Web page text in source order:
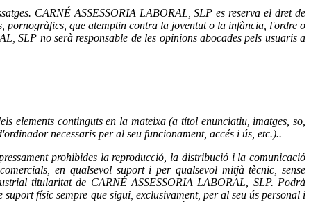
CARNÉ ASSESSORIA LABORAL, SLP es reserva el dret de
pornogràfics, que atemptin contra la joventut o la infància, l'ordre o
SLP no serà responsable de les opinions abocades pels usuaris a
elements continguts en la mateixa (a títol enunciatiu, imatges, so,
necessaris per al seu funcionament, accés i ús, etc.)..
prohibides la reproducció, la distribució i la comunicació
en qualsevol suport i per qualsevol mitjà tècnic, sense
titularitat de CARNÉ ASSESSORIA LABORAL, SLP. Podrà
físic sempre que sigui, exclusivament, per al seu ús personal i